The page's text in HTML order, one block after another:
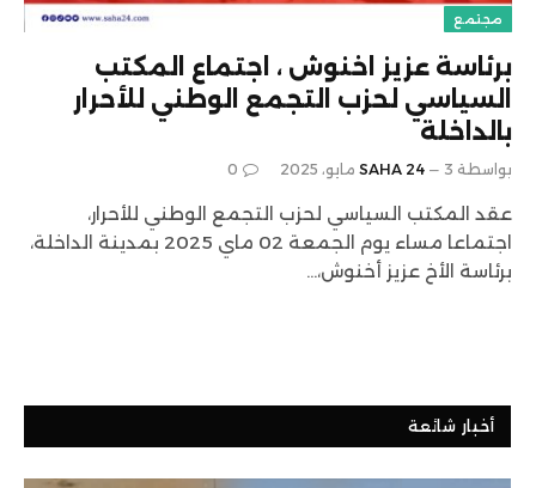
مجتمع
برئاسة عزيز اخنوش ، اجتماع المكتب
السياسي لحزب التجمع الوطني للأحرار
بالداخلة
بواسطة SAHA 24 3 مايو، 2025 0
عقد المكتب السياسي لحزب التجمع الوطني للأحرار،
اجتماعا مساء يوم الجمعة 02 ماي 2025 بمدينة الداخلة،
برئاسة الأخ عزيز أخنوش،…
أخبار شائعة